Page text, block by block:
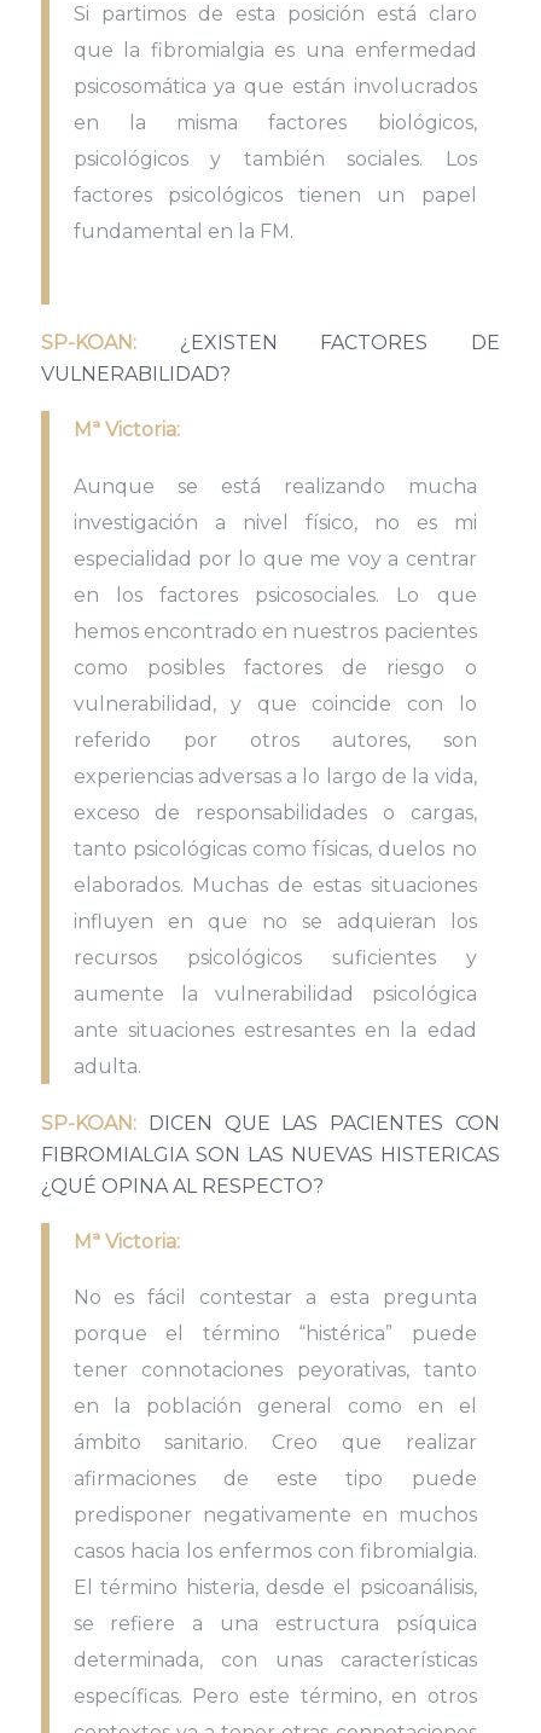
Si partimos de esta posición está claro
que la fibromialgia es una enfermedad
psicosomática ya que están involucrados
en la misma factores biológicos,
psicológicos y también sociales. Los
factores psicológicos tienen un papel
fundamental en la FM.
SP-KOAN:¿EXISTEN FACTORES DE
VULNERABILIDAD?
Mª Victoria:
Aunque se está realizando mucha
investigación a nivel físico, no es mi
especialidad por lo que me voy a centrar
en los factores psicosociales. Lo que
hemos encontrado en nuestros pacientes
como posibles factores de riesgo o
vulnerabilidad, y que coincide con lo
referido por otros autores, son
experiencias adversas a lo largo de la vida,
exceso de responsabilidades o cargas,
tanto psicológicas como físicas, duelos no
elaborados. Muchas de estas situaciones
influyen en que no se adquieran los
recursos psicológicos suficientes y
aumente la vulnerabilidad psicológica
ante situaciones estresantes en la edad
adulta.
SP-KOAN:DICEN QUE LAS PACIENTES CON
FIBROMIALGIA SON LAS NUEVAS HISTERICAS
¿QUÉ OPINA AL RESPECTO?
Mª Victoria:
No es fácil contestar a esta pregunta
porque el término “histérica” puede
tener connotaciones peyorativas, tanto
en la población general como en el
ámbito sanitario. Creo que realizar
afirmaciones de este tipo puede
predisponer negativamente en muchos
casos hacia los enfermos con fibromialgia.
El término histeria, desde el psicoanálisis,
se refiere a una estructura psíquica
determinada, con unas características
específicas. Pero este término, en otros